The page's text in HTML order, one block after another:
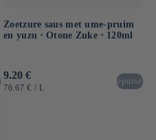
Zoetzure saus met ume-pruim
en yuzu ⋅ Otone Zuke ⋅ 120ml
Normale
prijs
9.20 €
EENHEIDSPRIJS
76.67 € / PER
L
épuisé